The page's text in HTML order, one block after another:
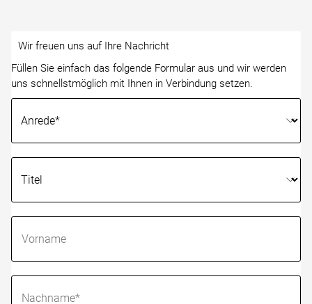
Wir freuen uns auf Ihre Nachricht
Füllen Sie einfach das folgende Formular aus und wir werden
uns schnellstmöglich mit Ihnen in Verbindung setzen.